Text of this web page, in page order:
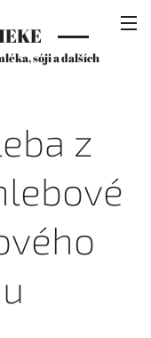
sóji a dalších
z